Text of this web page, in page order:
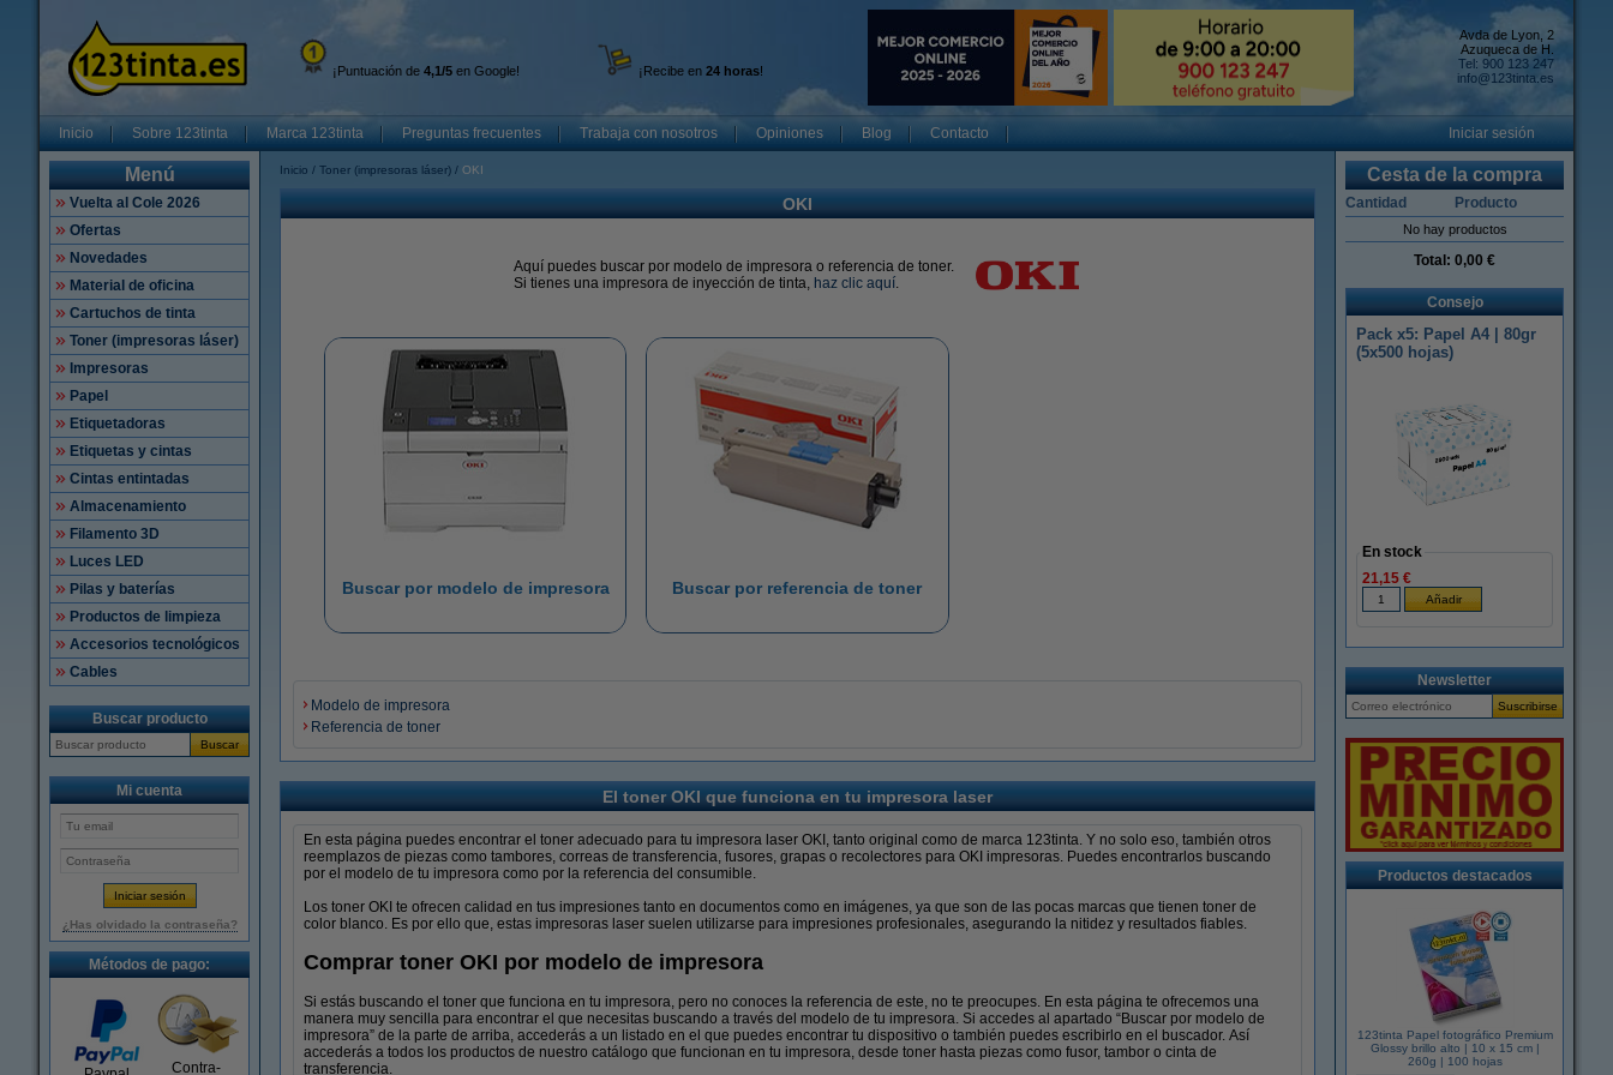
¡Puntuación de 4,1/5 en Google! ¡Recibe en 24 horas!
Avda de Lyon, 2
Azuqueca de H.
Tel: 900 123 247
info@123tinta.es
Inicio Sobre 123tinta Marca 123tinta Preguntas frecuentes Trabaja con nosotros Opiniones Blog Contacto Iniciar sesión
Menú
Vuelta al Cole 2026
Ofertas
Novedades
Material de oficina
Cartuchos de tinta
Toner (impresoras láser)
Impresoras
Papel
Etiquetadoras
Etiquetas y cintas
Cintas entintadas
Almacenamiento
Filamento 3D
Luces LED
Pilas y baterías
Productos de limpieza
Accesorios tecnológicos
Cables
Buscar producto
Buscar
Mi cuenta
¿Has olvidado la contraseña?
Métodos de pago:
Contra-
Inicio Toner (impresoras láser) OKI
OKI
Aquí puedes buscar por modelo de impresora o referencia de toner.
Si tienes una impresora de inyección de tinta, haz clic aquí.
Buscar por modelo de impresora Buscar por referencia de toner
Modelo de impresora
Referencia de toner
El toner OKI que funciona en tu impresora laser
En esta página puedes encontrar el toner adecuado para tu impresora laser OKI, tanto original como de marca 123tinta. Y no solo eso, también otros
reemplazos de piezas como tambores, correas de transferencia, fusores, grapas o recolectores para OKI impresoras. Puedes encontrarlos buscando
por el modelo de tu impresora como por la referencia del consumible.
Los toner OKI te ofrecen calidad en tus impresiones tanto en documentos como en imágenes, ya que son de las pocas marcas que tienen toner de
color blanco. Es por ello que, estas impresoras laser suelen utilizarse para impresiones profesionales, asegurando la nitidez y resultados fiables.
Comprar toner OKI por modelo de impresora
Si estás buscando el toner que funciona en tu impresora, pero no conoces la referencia de este, no te preocupes. En esta página te ofrecemos una
manera muy sencilla para encontrar el que necesitas buscando a través del modelo de tu impresora. Si accedes al apartado “Buscar por modelo de
impresora” de la parte de arriba, accederás a un listado en el que puedes encontrar tu dispositivo o también puedes escribirlo en el buscador. Así
accederás a todos los productos de nuestro catálogo que funcionan en tu impresora, desde toner hasta piezas como fusor, tambor o cinta de
transferencia.
Cesta de la compra
Cantidad Producto
No hay productos
Total: 0,00 €
Consejo
Pack x5: Papel A4 | 80gr
(5x500 hojas)
En stock
21,15 €
Newsletter
Productos destacados
123tinta Papel fotográfico Premium
Glossy brillo alto | 10 x 15 cm |
260g | 100 hojas